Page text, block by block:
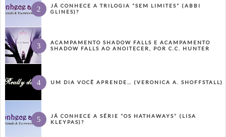
JÁ CONHECE A TRILOGIA “SEM LIMITES” (ABBI
GLINES)?
ACAMPAMENTO SHADOW FALLS E ACAMPAMENTO
SHADOW FALLS AO ANOITECER, POR C.C. HUNTER
UM DIA VOCÊ APRENDE… (VERONICA A. SHOFFSTALL)
JÁ CONHECE A SÉRIE “OS HATHAWAYS” (LISA
KLEYPAS)?